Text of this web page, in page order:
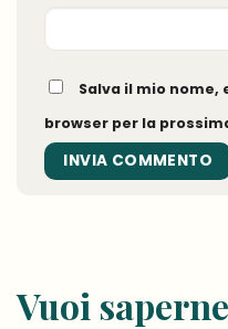
Salva il mio nome,
browser per la
Vuoi